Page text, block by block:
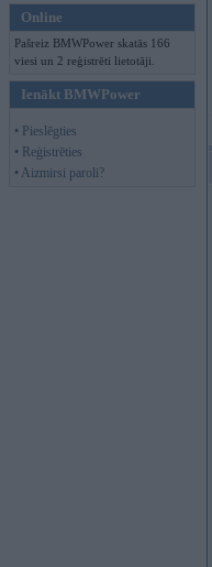
Online
Pašreiz BMWPower skatās 166
viesi un 2 reģistrēti lietotāji.
Ienākt BMWPower
• Pieslēgties
• Reģistrēties
• Aizmirsi paroli?